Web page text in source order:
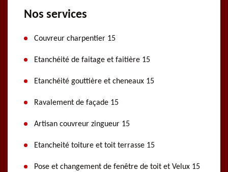
Nos services
Couvreur charpentier 15
Etanchéité de faitage et faitière 15
Etanchéité gouttière et cheneaux 15
Ravalement de façade 15
Artisan couvreur zingueur 15
Etancheité toiture et toit terrasse 15
Pose et changement de fenêtre de toit et Velux 15